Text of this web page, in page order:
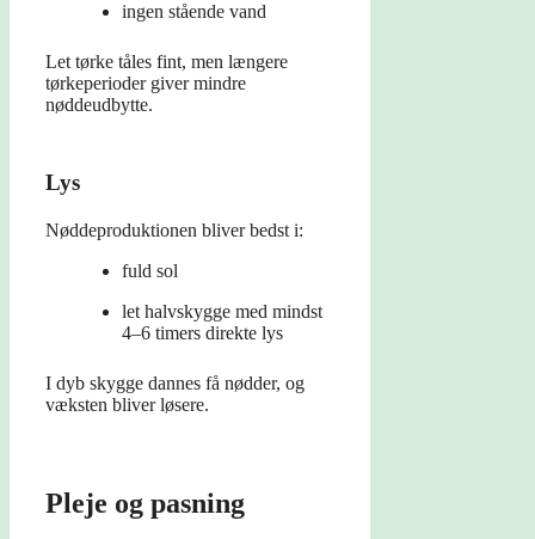
ingen stående vand
Let tørke tåles fint, men længere
tørkeperioder giver mindre
nøddeudbytte.
Lys
Nøddeproduktionen bliver bedst i:
fuld sol
let halvskygge med mindst
4–6 timers direkte lys
I dyb skygge dannes få nødder, og
væksten bliver løsere.
Pleje og pasning